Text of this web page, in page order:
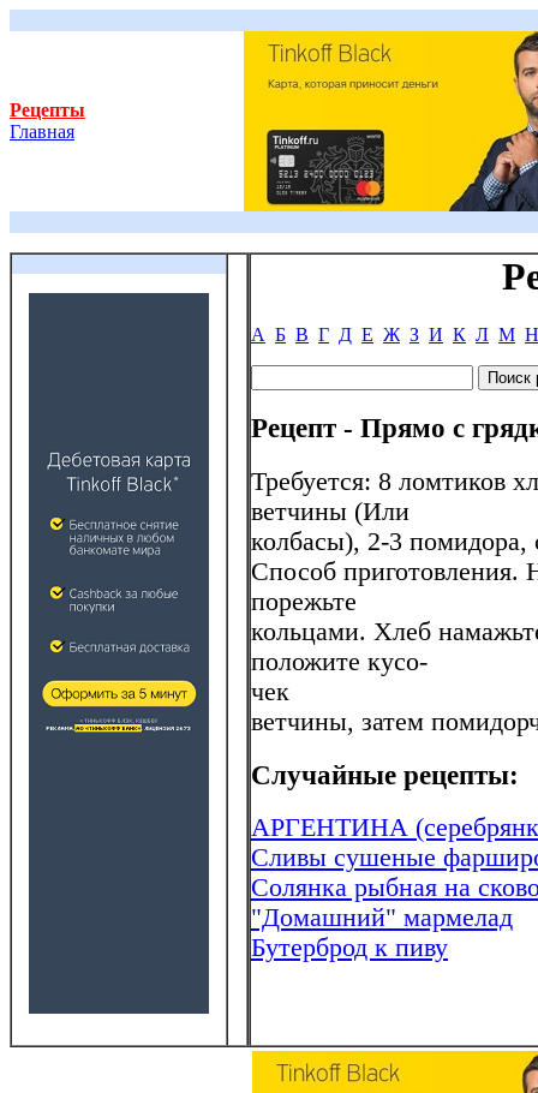
Рецепты
Главная
А Б В Г Д Е Ж З И К Л М Н
Рецепт - Прямо с
Требуется: 8 ломтиков
ветчины (Или
колбасы), 2-3 помидора,
Способ приготовления.
порежьте
кольцами. Хлеб
положите кусо-
чек
ветчины, затем
Случайные рецепты:
АРГЕНТИНА
Сливы сушеные
Солянка рыбная на
"Домашний" мармелад
Бутерброд к пиву